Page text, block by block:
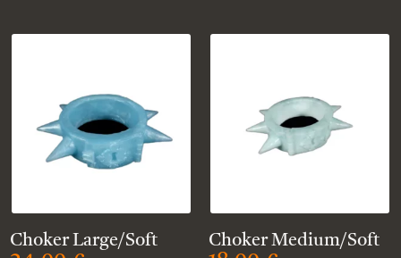
Choker Large/Soft Choker Medium/Soft